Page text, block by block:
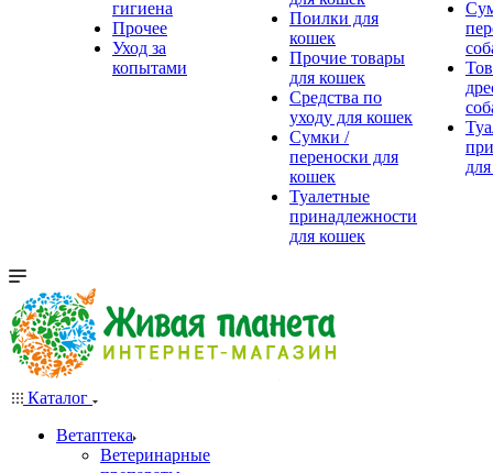
гигиена
Прочее
Уход за
копытами
Поилки для
кошек
Прочие товары
для кошек
Средства по
уходу для кошек
Сумки /
переноски для
кошек
Туалетные
принадлежности
для кошек
Каталог
Ветаптека
Ветеринарные